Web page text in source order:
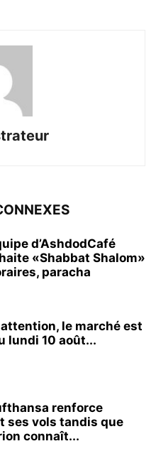
d’AshdodCafé
«Shabbat Shalom»
paracha
le marché est
lundi 10 août...
renforce
ses vols tandis que
connaît...